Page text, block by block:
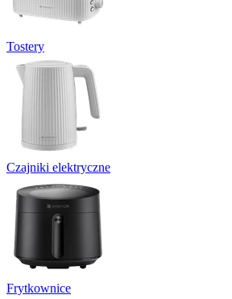
Tostery
Czajniki elektryczne
Frytkownice